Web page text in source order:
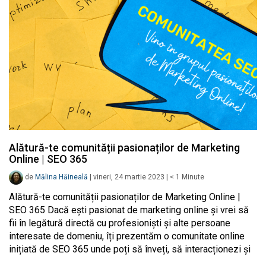
Alătură-te comunității pasionaților de Marketing
Online | SEO 365
de Mălina Hăineală vineri, 24 martie 2023 < 1 Minute
Alătură-te comunității pasionaților de Marketing Online |
SEO 365 Dacă ești pasionat de marketing online și vrei să
fii în legătură directă cu profesioniști și alte persoane
interesate de domeniu, îți prezentăm o comunitate online
inițiată de SEO 365 unde poți să înveți, să interacționezi și